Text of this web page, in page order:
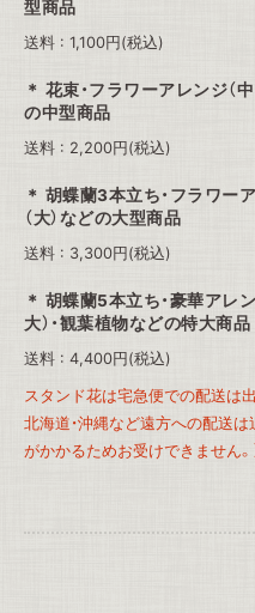
型商品
送料 : 1,100円(税込)
花束・フラワーアレンジ（中
の中型商品
送料 : 2,200円(税込)
胡蝶蘭3本立ち・フラワー
（大）などの大型商品
送料 : 3,300円(税込)
胡蝶蘭5本立ち・豪華アレ
大）・観葉植物などの特大商品
送料 : 4,400円(税込)
スタンド花は宅急便での配送は出
北海道・沖縄など遠方への配送
がかかるためお受けできません。